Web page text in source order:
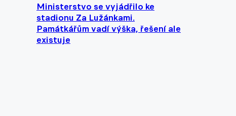
Ministerstvo se vyjádřilo ke
stadionu Za Lužánkami.
Památkářům vadí výška, řešení ale
existuje